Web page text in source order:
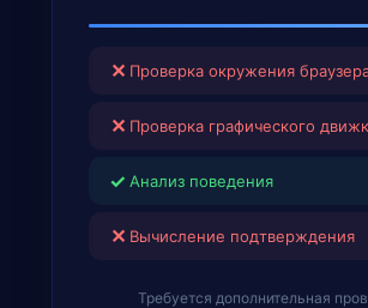
✕ Проверка окружения
✕ Проверка графического
✓ Анализ поведения
✕ Вычисление подтверждения
Требуется дополнительная